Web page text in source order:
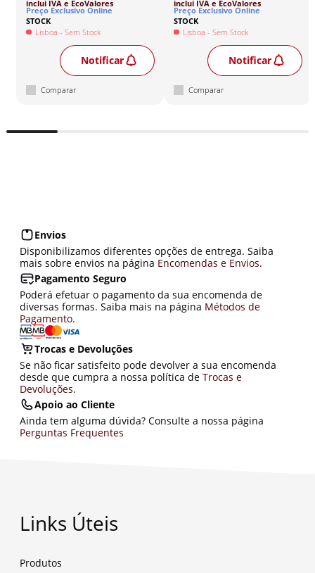
inclui IVA e EcoValores
Preço Exclusivo Online
STOCK
Lisboa - Sem Stock
Notificar
Comparar
inclui IVA e EcoValores
Preço Exclusivo Online
STOCK
Lisboa - Sem Stock
Notificar
Comparar
Envios
Disponibilizamos diferentes opções de entrega. Saiba
mais sobre envios na página Encomendas e Envios.
Pagamento Seguro
Poderá efetuar o pagamento da sua encomenda de
diversas formas. Saiba mais na página Métodos de
Pagamento.
Trocas e Devoluções
Se não ficar satisfeito pode devolver a sua encomenda
desde que cumpra a nossa política de Trocas e
Devoluções.
Apoio ao Cliente
Ainda tem alguma dúvida? Consulte a nossa página
Perguntas Frequentes
Links Úteis
Produtos